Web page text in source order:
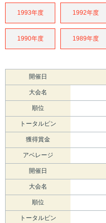
1993年度 1992年度
1990年度 1989年度
開催日
大会名
順位
トータルピン
獲得賞金
アベレージ
開催日
大会名
順位
トータルピン